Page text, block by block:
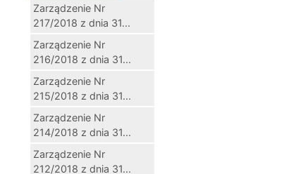
Zarządzenie Nr
217/2018 z dnia 31...
Zarządzenie Nr
216/2018 z dnia 31...
Zarządzenie Nr
215/2018 z dnia 31...
Zarządzenie Nr
214/2018 z dnia 31...
Zarządzenie Nr
212/2018 z dnia 31...